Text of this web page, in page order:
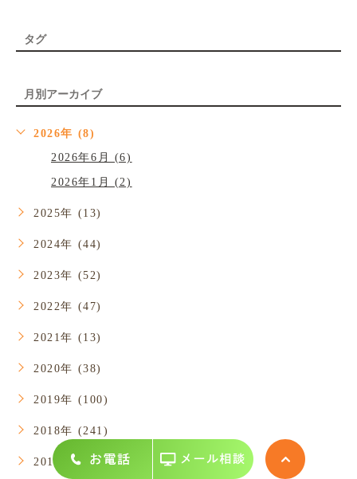
タグ
月別アーカイブ
2026年 (8)
2026年6月 (6)
2026年1月 (2)
2025年 (13)
2024年 (44)
2023年 (52)
2022年 (47)
2021年 (13)
2020年 (38)
2019年 (100)
2018年 (241)
2017年 (128)